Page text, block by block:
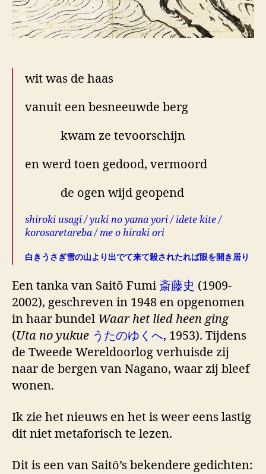
wit was de haas
vanuit een besneeuwde berg
kwam ze tevoorschijn
en werd toen gedood, vermoord
de ogen wijd geopend
shiroki usagi / yuki no yama yori / idete kite /
korosaretareba / me o hiraki ori
白きうさぎ雪の山より出でて来て殺されたれば眼を開き居り
Een tanka van Saitō Fumi 斎藤史 (1909-
2002), geschreven in 1948 en opgenomen
in haar bundel Waar het lied heen ging
(Uta no yukue うたのゆくへ, 1953). Tijdens
de Tweede Wereldoorlog verhuisde zij
naar de bergen van Nagano, waar zij bleef
wonen.
Ik zie het nieuws en het is weer eens lastig
dit niet metaforisch te lezen.
Dit is een van Saitō’s bekendere gedichten: